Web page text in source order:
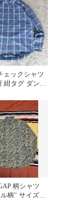
ェックシャツ
紺タグ ダンガ
柄シャツ
柄" サイズXL